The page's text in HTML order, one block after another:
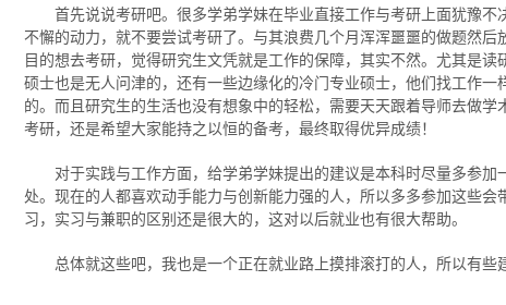
首先说说考研吧。很多学弟学妹在毕业直接工作与考研上面犹豫
不懈的动力，就不要尝试考研了。与其浪费几个月浑浑噩噩的做题然
目的想去考研，觉得研究生文凭就是工作的保障，其实不然。尤其是
硕士也是无人问津的，还有一些边缘化的冷门专业硕士，他们找工作
的。而且研究生的生活也没有想象中的轻松，需要天天跟着导师去做
考研，还是希望大家能持之以恒的备考，最终取得优异成绩！
对于实践与工作方面，给学弟学妹提出的建议是本科时尽量多参
处。现在的人都喜欢动手能力与创新能力强的人，所以多多参加这些
习，实习与兼职的区别还是很大的，这对以后就业也有很大帮助。
总体就这些吧，我也是一个正在就业路上摸排滚打的人，所以有